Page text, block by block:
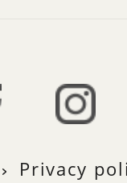
Privacy